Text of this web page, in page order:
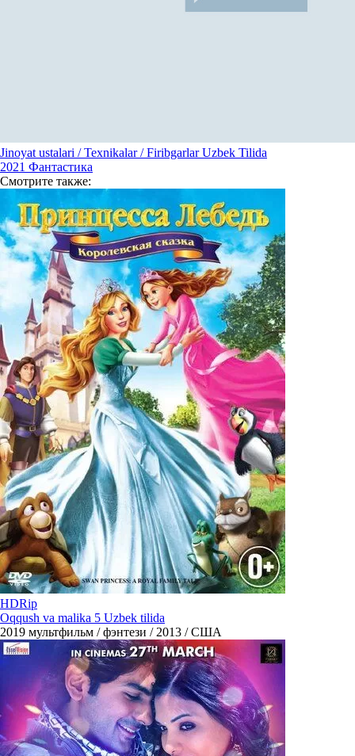
Jinoyat ustalari / Texnikalar / Firibgarlar Uzbek Tilida
2021 Фантастика
Смотрите также:
HDRip
Oqqush va malika 5 Uzbek tilida
2019 мультфильм / фэнтези / 2013 / США